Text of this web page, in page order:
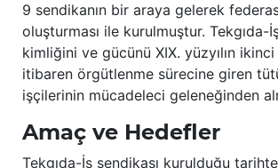
9 sendikanın bir araya gelerek
oluşturması ile kurulmuştur. Tekgıda-
kimliğini ve gücünü XIX. yüzyılın ikinci
itibaren örgütlenme sürecine giren
işçilerinin mücadeleci geleneğinden
Amaç ve Hedefler
Tekgıda-İş sendikası kurulduğu